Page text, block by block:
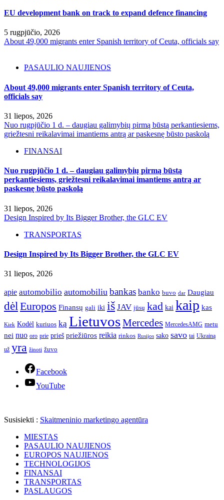
EU development bank on track to expand defence financing
5 rugpjūčio, 2026
About 49,000 migrants enter Spanish territory of Ceuta, officials say
PASAULIO NAUJIENOS
About 49,000 migrants enter Spanish territory of Ceuta,
officials say
31 liepos, 2026
Nuo rugpjūčio 1 d. – daugiau galimybių pirmą būstą perkantiesiems,
griežtesni reikalavimai imantiems antrą ar paskesnę būsto paskolą
FINANSAI
Nuo rugpjūčio 1 d. – daugiau galimybių pirmą būstą
perkantiesiems, griežtesni reikalavimai imantiems antrą ar
paskesnę būsto paskolą
31 liepos, 2026
Design Inspired by Its Bigger Brother, the GLC EV
TRANSPORTAS
Design Inspired by Its Bigger Brother, the GLC EV
31 liepos, 2026
apie automobilio automobiliu bankas banko buvo dar Daugiau
dėl Europos Finansų gali iki iš JAV jūsų kad kai kaip kas
Kiek Kodėl kuriuos ką LietuvosMercedes MercedesAMG metu
nei nuo oro prie prieš priežiūros reikia rinkos Rusijos sako savo tai Ukrainą
už yra žinoti žuvo
Facebook
YouTube
Susisiekti : Skaitmeninio marketingo agentūra
MIESTAS
PASAULIO NAUJIENOS
EUROPOS NAUJIENOS
TECHNOLOGIJOS
FINANSAI
TRANSPORTAS
PASLAUGOS